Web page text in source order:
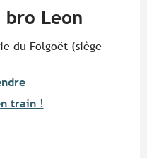
Leon
du Folgoët (siège
train !